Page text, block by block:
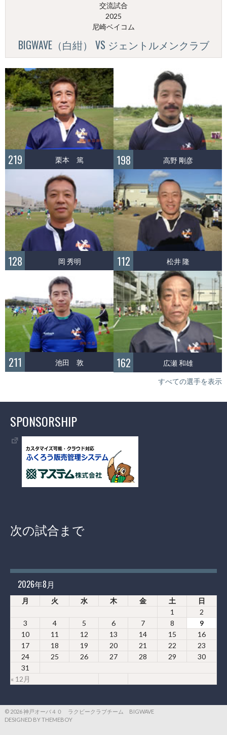
交流試合
2025
尼崎ベイコム
BIGWAVE（白紺） VS ジェントルメンクラブ
219 栗本 篤 198 高野 剛彦
128 岡 秀明 112 松井 隆
211 池田 敦 162 広瀬 和雄
すべての選手を表示
SPONSORSHIP
次の試合まで
2026年8月
月 火 水 木 金 土 日
« 12月
1
2
3
4 5 6 7 8
9
10
11 12 13 14 15
16
17
18 19 20 21 22
23
24
25 26 27 28 29
30
31
© 2026 神戸オーバ４０ ラクビークラブチーム BIGWAVE
DESIGNED BY THEMEBOY